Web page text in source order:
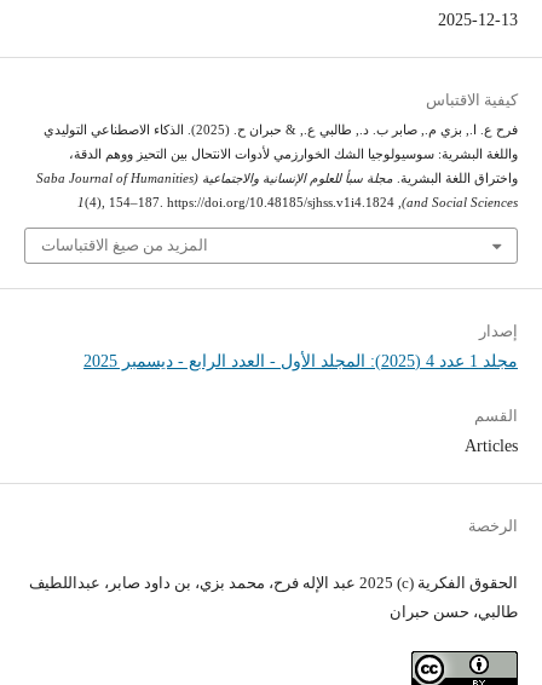
2025-12-13
كيفية الاقتباس
فرح ع. ا., بزي م., صابر ب. د., طالبي ع., & حبران ح. (2025). الذكاء الاصطناعي التوليدي
واللغة البشرية: سوسيولوجيا الشك الخوارزمي لأدوات الانتحال بين التحيز ووهم الدقة،
واختراق اللغة البشرية.
مجلة سبأ للعلوم الإنسانية والاجتماعية (Saba Journal of Humanities
and Social Sciences)
,
1(4), 154–187. https://doi.org/10.48185/sjhss.v1i4.1824
المزيد من صيغ الاقتباسات
إصدار
مجلد 1 عدد 4 (2025): المجلد الأول - العدد الرابع - ديسمبر 2025
القسم
Articles
الرخصة
الحقوق الفكرية (c) 2025 عبد الإله فرح، محمد بزي، بن داود صابر، عبداللطيف
طالبي، حسن حبران